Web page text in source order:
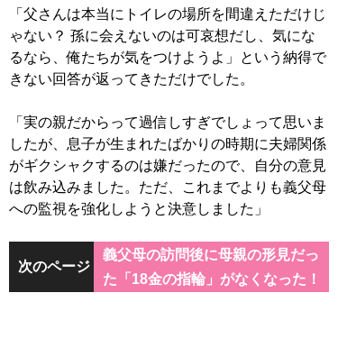
「父さんは本当にトイレの場所を間違えただけじ
ゃない？ 孫に会えないのは可哀想だし、気にな
るなら、俺たちが気をつけようよ」という納得で
きない回答が返ってきただけでした。
「実の親だからって過信しすぎでしょって思いま
したが、息子が生まれたばかりの時期に夫婦関係
がギクシャクするのは嫌だったので、自分の意見
は飲み込みました。ただ、これまでよりも義父母
への監視を強化しようと決意しました」
次のページ
義父母の訪問後に母親の形見だっ
た「18金の指輪」がなくなった！